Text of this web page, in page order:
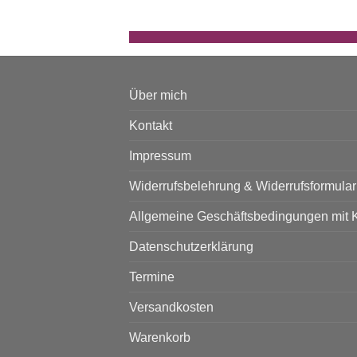
Über mich
Kontakt
Impressum
Widerrufsbelehrung & Widerrufsformular
Allgemeine Geschäftsbedingungen mit
Datenschutzerklärung
Termine
Versandkosten
Warenkorb